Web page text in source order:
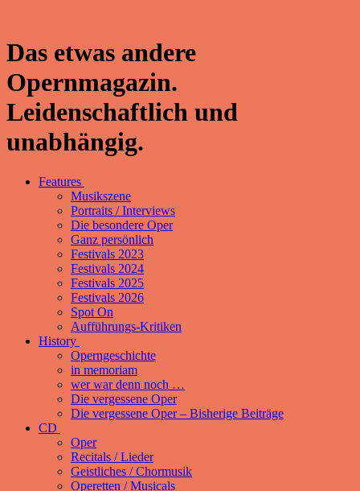
Das etwas andere
Opernmagazin.
Leidenschaftlich und
unabhängig.
Features
Musikszene
Portraits / Interviews
Die besondere Oper
Ganz persönlich
Festivals 2023
Festivals 2024
Festivals 2025
Festivals 2026
Spot On
Aufführungs-Kritiken
History
Operngeschichte
in memoriam
wer war denn noch …
Die vergessene Oper
Die vergessene Oper – Bisherige Beiträge
CD
Oper
Recitals / Lieder
Geistliches / Chormusik
Operetten / Musicals